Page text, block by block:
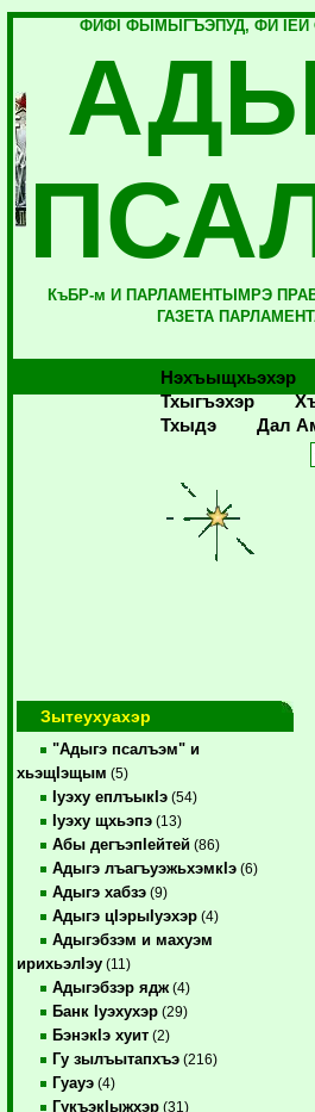
ФИФI ФЫМЫГЪЭПУД, ФИ
КъБР-м И ПАРЛАМЕНТЫМРЭ
ГАЗЕТА
Нэхъыщхьэхэр
Тхыгъэхэр
Тхыдэ
Дал
Зытеухуахэр
"Адыгэ псалъэм" и
хьэщIэщым (5)
Iуэху еплъыкIэ (54)
Iуэху щхьэпэ (13)
Абы дегъэпIейтей (86)
Адыгэ лъагъуэжьхэмкIэ (6)
Адыгэ хабзэ (9)
Адыгэ цIэрыIуэхэр (4)
Адыгэбзэм и махуэм
ирихьэлIэу (11)
Адыгэбзэр ядж (4)
Банк Iуэхухэр (29)
БэнэкIэ хуит (2)
Гу зылъытапхъэ (216)
Гуауэ (4)
ГукъэкIыжхэр (31)